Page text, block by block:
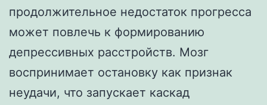
продолжительное недостаток прогресса
может повлечь к формированию
депрессивных расстройств. Мозг
воспринимает остановку как признак
неудачи, что запускает каскад